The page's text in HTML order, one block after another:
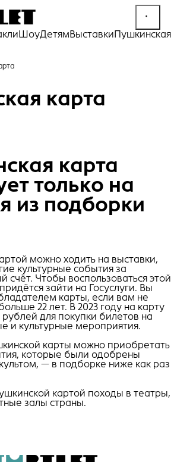
ШоуДетямВыставкиПушкинская
карта
карта
только на
из подборки
можно ходить на выставки,
культурные события за
счёт. Чтобы воспользоваться этой
зайти на Госуслуги. Вы
карты, если вам не
22 лет. В 2023 году на карту
для покупки билетов на
и культурные мероприятия.
карты можно приобретать
которые были одобрены
— в подборке ниже как раз
картой походы в театры,
залы страны.